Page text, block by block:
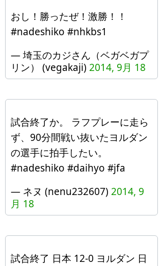
おし！勝ったぜ！激勝！！
#nadeshiko #nhkbs1
— 埼玉のカジさん（ベガベガプ
リン） (vegakaji) 2014, 9月 18
試合終了か。 ラフプレーに走ら
ず、90分間戦い抜いたヨルダン
の選手に拍手したい。
#nadeshiko #daihyo #jfa
— ネヌ (nenu232607) 2014, 9
月 18
試合終了 日本 12-0 ヨルダン 日